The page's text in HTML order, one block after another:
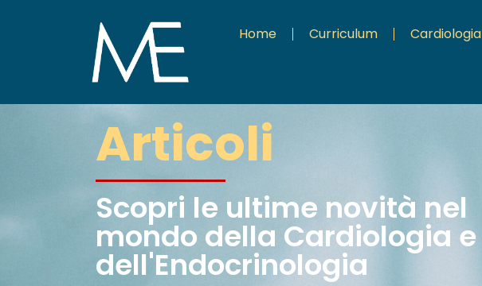
Home Curriculum Cardiologia
Articoli
Scopri le ultime novità nel
mondo della Cardiologia e
dell'Endocrinologia